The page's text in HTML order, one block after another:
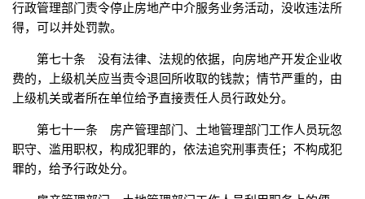
行政管理部门责令停止房地产中介服务业务活动，没收违法所
得，可以并处罚款。
第七十条 没有法律、法规的依据，向房地产开发企业收
费的，上级机关应当责令退回所收取的钱款；情节严重的，由
上级机关或者所在单位给予直接责任人员行政处分。
第七十一条 房产管理部门、土地管理部门工作人员玩忽
职守、滥用职权，构成犯罪的，依法追究刑事责任；不构成犯
罪的，给予行政处分。